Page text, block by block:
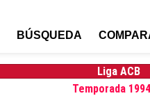
BÚSQUEDA
Liga ACB
Temporada